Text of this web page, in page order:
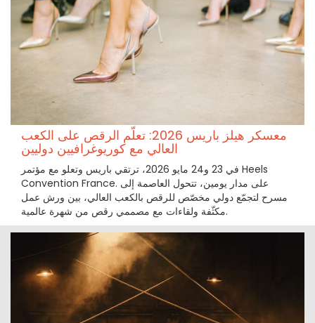
معسكر هيلز باريس 2026: تعلّم الرقص على الكعب
العالي مع كوريوغرافيين دوليين
في 23 و24 مايو 2026، ترتقي باريس وتعلو مع مؤتمر Heels
Convention France. على مدار يومين، تتحول العاصمة إلى
مسرح لتجمّع دولي مخصّص للرقص بالكعب العالي، بين ورش عمل
مكثّفة ولقاءات مع مصممي رقص من شهرة عالمية.